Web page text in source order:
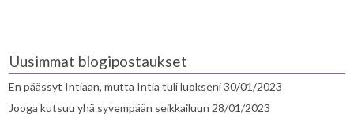
Uusimmat blogipostaukset
En päässyt Intiaan, mutta Intia tuli luokseni30/01/2023
Jooga kutsuu yhä syvempään seikkailuun 28/01/2023